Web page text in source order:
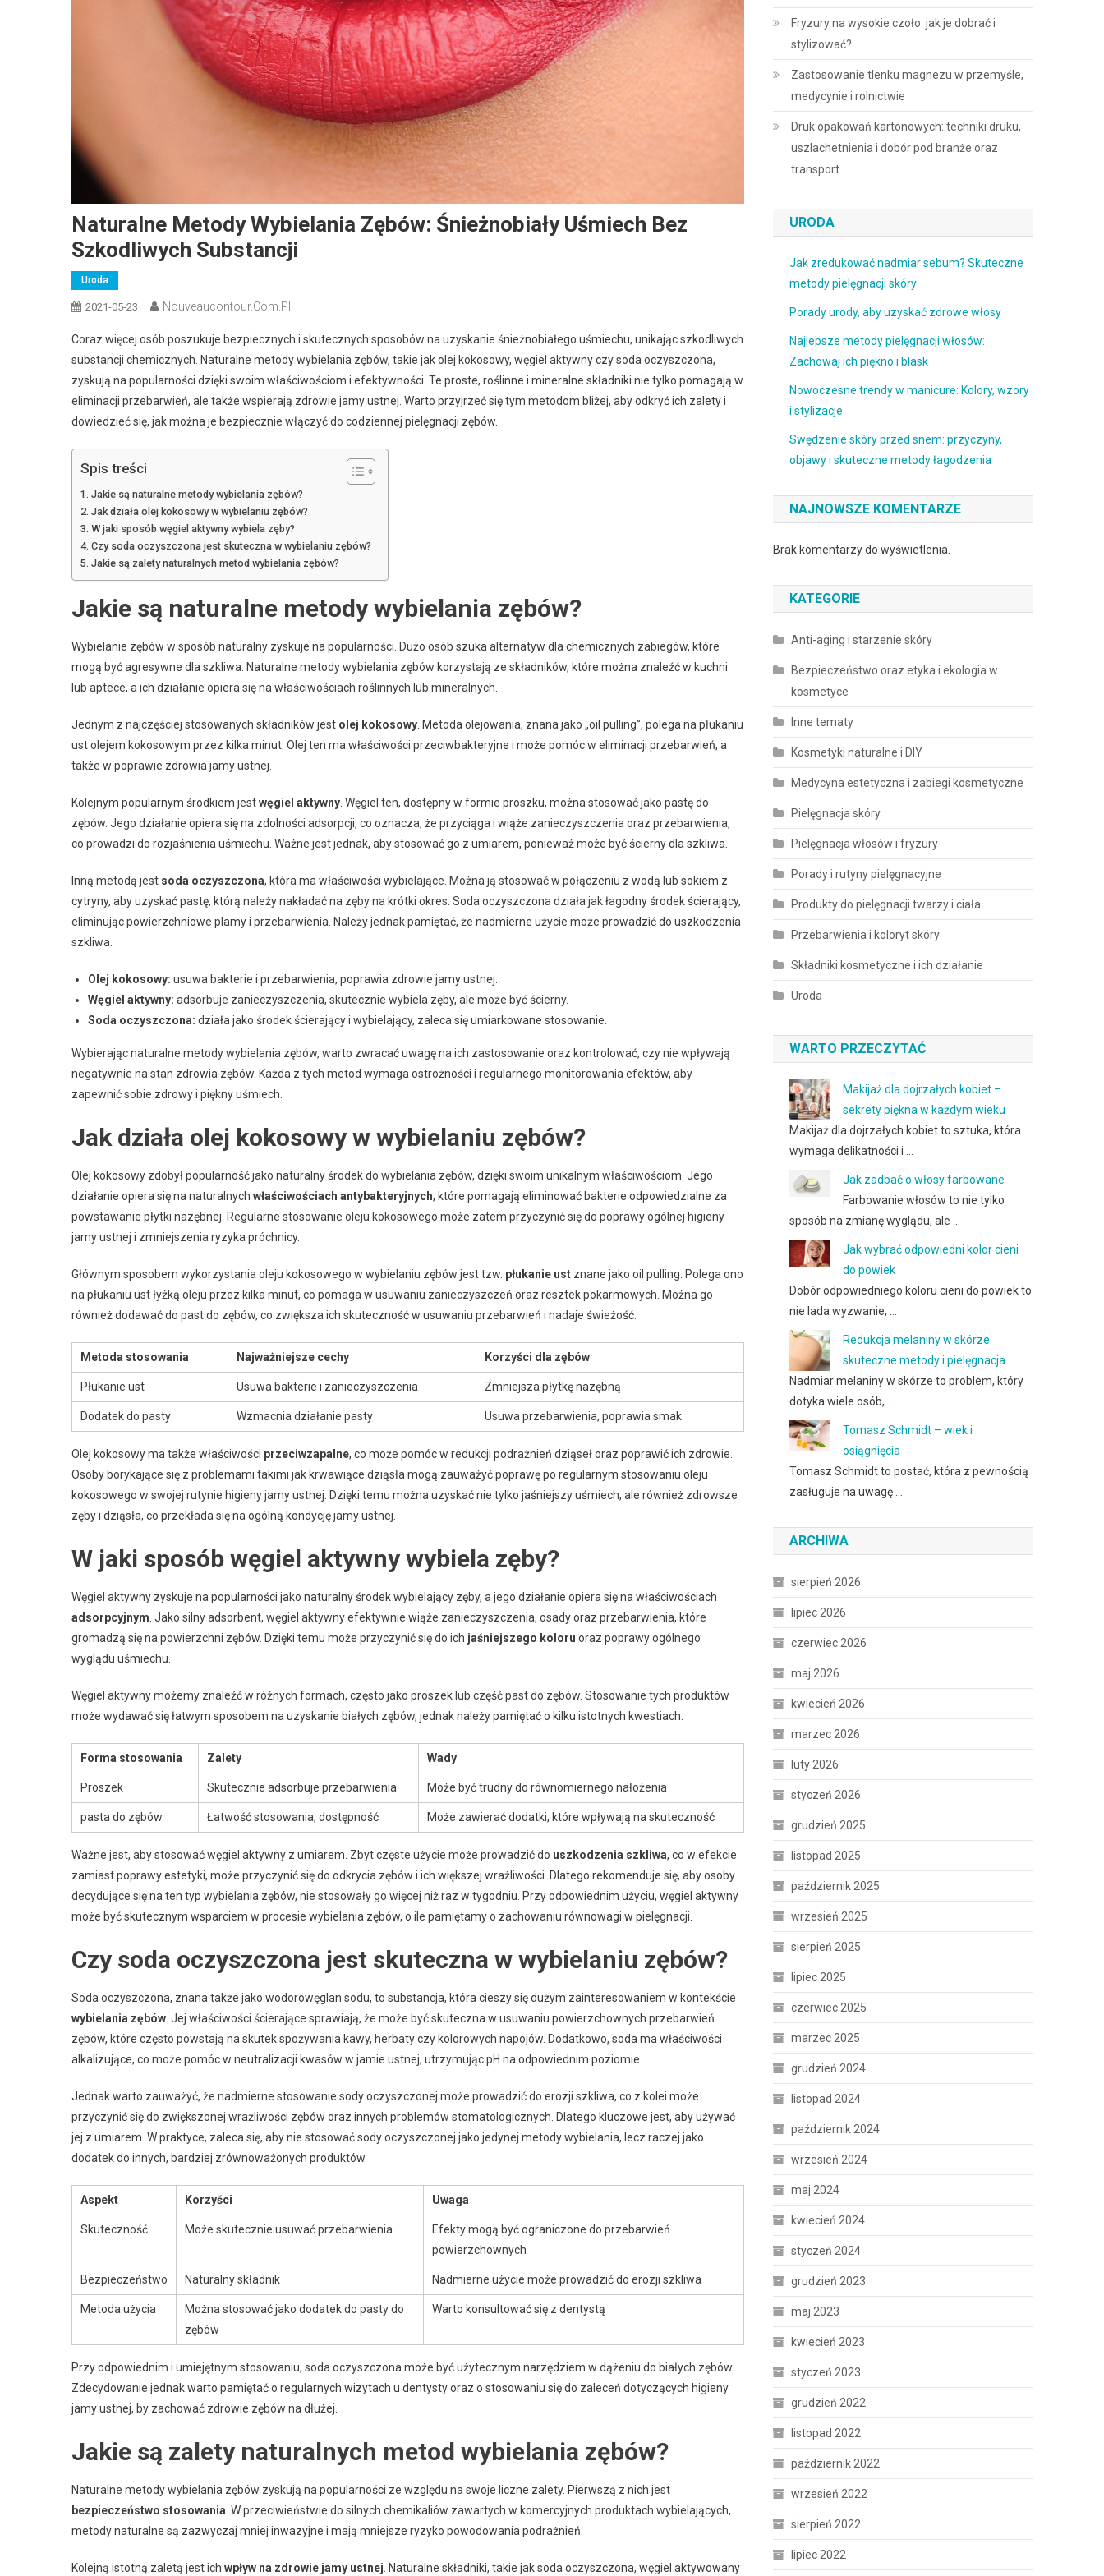
Naturalne Metody Wybielania Zębów: Śnieżnobiały Uśmiech Bez
Szkodliwych Substancji
Uroda
2021-05-23 Nouveaucontour.com.pl
Coraz więcej osób poszukuje bezpiecznych i skutecznych sposobów na uzyskanie śnieżnobiałego uśmiechu, unikając szkodliwych
substancji chemicznych. Naturalne metody wybielania zębów, takie jak olej kokosowy, węgiel aktywny czy soda oczyszczona,
zyskują na popularności dzięki swoim właściwościom i efektywności. Te proste, roślinne i mineralne składniki nie tylko pomagają w
eliminacji przebarwień, ale także wspierają zdrowie jamy ustnej. Warto przyjrzeć się tym metodom bliżej, aby odkryć ich zalety i
dowiedzieć się, jak można je bezpiecznie włączyć do codziennej pielęgnacji zębów.
Spis treści
Jakie są naturalne metody wybielania zębów?
Jak działa olej kokosowy w wybielaniu zębów?
W jaki sposób węgiel aktywny wybiela zęby?
Czy soda oczyszczona jest skuteczna w wybielaniu zębów?
Jakie są zalety naturalnych metod wybielania zębów?
Jakie są naturalne metody wybielania zębów?
Wybielanie zębów w sposób naturalny zyskuje na popularności. Dużo osób szuka alternatyw dla chemicznych zabiegów, które
mogą być agresywne dla szkliwa. Naturalne metody wybielania zębów korzystają ze składników, które można znaleźć w kuchni
lub aptece, a ich działanie opiera się na właściwościach roślinnych lub mineralnych.
Jednym z najczęściej stosowanych składników jest olej kokosowy . Metoda olejowania, znana jako „oil pulling”, polega na płukaniu
ust olejem kokosowym przez kilka minut. Olej ten ma właściwości przeciwbakteryjne i może pomóc w eliminacji przebarwień, a
także w poprawie zdrowia jamy ustnej.
Kolejnym popularnym środkiem jestwęgiel aktywny . Węgiel ten, dostępny w formie proszku, można stosować jako pastę do
zębów. Jego działanie opiera się na zdolności adsorpcji, co oznacza, że przyciąga i wiąże zanieczyszczenia oraz przebarwienia,
co prowadzi do rozjaśnienia uśmiechu. Ważne jest jednak, aby stosować go z umiarem, ponieważ może być ścierny dla szkliwa.
Inną metodą jest soda oczyszczona, która ma właściwości wybielające. Można ją stosować w połączeniu z wodą lub sokiem z
cytryny, aby uzyskać pastę, którą należy nakładać na zęby na krótki okres. Soda oczyszczona działa jak łagodny środek ścierający,
eliminując powierzchniowe plamy i przebarwienia. Należy jednak pamiętać, że nadmierne użycie może prowadzić do uszkodzenia
szkliwa.
Olej kokosowy: usuwa bakterie i przebarwienia, poprawia zdrowie jamy ustnej.
Węgiel aktywny: adsorbuje zanieczyszczenia, skutecznie wybiela zęby, ale może być ścierny.
Soda oczyszczona: działa jako środek ścierający i wybielający, zaleca się umiarkowane stosowanie.
Wybierając naturalne metody wybielania zębów, warto zwracać uwagę na ich zastosowanie oraz kontrolować, czy nie wpływają
negatywnie na stan zdrowia zębów. Każda z tych metod wymaga ostrożności i regularnego monitorowania efektów, aby
zapewnić sobie zdrowy i piękny uśmiech.
Jak działa olej kokosowy w wybielaniu zębów?
Olej kokosowy zdobył popularność jako naturalny środek do wybielania zębów, dzięki swoim unikalnym właściwościom. Jego
działanie opiera się na naturalnych właściwościach antybakteryjnych, które pomagają eliminować bakterie odpowiedzialne za
powstawanie płytki nazębnej. Regularne stosowanie oleju kokosowego może zatem przyczynić się do poprawy ogólnej higieny
jamy ustnej i zmniejszenia ryzyka próchnicy.
Głównym sposobem wykorzystania oleju kokosowego w wybielaniu zębów jest tzw. płukanie ust znane jako oil pulling. Polega ono
na płukaniu ust łyżką oleju przez kilka minut, co pomaga w usuwaniu zanieczyszczeń oraz resztek pokarmowych. Można go
również dodawać do past do zębów, co zwiększa ich skuteczność w usuwaniu przebarwień i nadaje świeżość.
Metoda stosowania Najważniejsze cechy Korzyści dla zębów
Płukanie ust Usuwa bakterie i zanieczyszczenia Zmniejsza płytkę nazębną
Dodatek do pasty Wzmacnia działanie pasty Usuwa przebarwienia, poprawia smak
Olej kokosowy ma także właściwości przeciwzapalne, co może pomóc w redukcji podrażnień dziąseł oraz poprawić ich zdrowie.
Osoby borykające się z problemami takimi jak krwawiące dziąsła mogą zauważyć poprawę po regularnym stosowaniu oleju
kokosowego w swojej rutynie higieny jamy ustnej. Dzięki temu można uzyskać nie tylko jaśniejszy uśmiech, ale również zdrowsze
zęby i dziąsła, co przekłada się na ogólną kondycję jamy ustnej.
W jaki sposób węgiel aktywny wybiela zęby?
Węgiel aktywny zyskuje na popularności jako naturalny środek wybielający zęby, a jego działanie opiera się na właściwościach
adsorpcyjnym . Jako silny adsorbent, węgiel aktywny efektywnie wiąże zanieczyszczenia, osady oraz przebarwienia, które
gromadzą się na powierzchni zębów. Dzięki temu może przyczynić się do ich jaśniejszego koloru oraz poprawy ogólnego
wyglądu uśmiechu.
Węgiel aktywny możemy znaleźć w różnych formach, często jako proszek lub część past do zębów. Stosowanie tych produktów
może wydawać się łatwym sposobem na uzyskanie białych zębów, jednak należy pamiętać o kilku istotnych kwestiach.
Forma stosowania Zalety Wady
Proszek Skutecznie adsorbuje przebarwienia Może być trudny do równomiernego nałożenia
pasta do zębów Łatwość stosowania, dostępność Może zawierać dodatki, które wpływają na skuteczność
Ważne jest, aby stosować węgiel aktywny z umiarem. Zbyt częste użycie może prowadzić do uszkodzenia szkliwa, co w efekcie
zamiast poprawy estetyki, może przyczynić się do odkrycia zębów i ich większej wrażliwości. Dlatego rekomenduje się, aby osoby
decydujące się na ten typ wybielania zębów, nie stosowały go więcej niż raz w tygodniu. Przy odpowiednim użyciu, węgiel aktywny
może być skutecznym wsparciem w procesie wybielania zębów, o ile pamiętamy o zachowaniu równowagi w pielęgnacji.
Czy soda oczyszczona jest skuteczna w wybielaniu zębów?
Soda oczyszczona, znana także jako wodorowęglan sodu, to substancja, która cieszy się dużym zainteresowaniem w kontekście
wybielania zębów . Jej właściwości ścierające sprawiają, że może być skuteczna w usuwaniu powierzchownych przebarwień
zębów, które często powstają na skutek spożywania kawy, herbaty czy kolorowych napojów. Dodatkowo, soda ma właściwości
alkalizujące, co może pomóc w neutralizacji kwasów w jamie ustnej, utrzymując pH na odpowiednim poziomie.
Jednak warto zauważyć, że nadmierne stosowanie sody oczyszczonej może prowadzić do erozji szkliwa, co z kolei może
przyczynić się do zwiększonej wrażliwości zębów oraz innych problemów stomatologicznych. Dlatego kluczowe jest, aby używać
jej z umiarem. W praktyce, zaleca się, aby nie stosować sody oczyszczonej jako jedynej metody wybielania, lecz raczej jako
dodatek do innych, bardziej zrównoważonych produktów.
Aspekt Korzyści Uwaga
Skuteczność Może skutecznie usuwać przebarwienia
Efekty mogą być ograniczone do przebarwień
powierzchownych
Bezpieczeństwo Naturalny składnik Nadmierne użycie może prowadzić do erozji szkliwa
Metoda użycia
Można stosować jako dodatek do pasty do
zębów
Warto konsultować się z dentystą
Przy odpowiednim i umiejętnym stosowaniu, soda oczyszczona może być użytecznym narzędziem w dążeniu do białych zębów.
Zdecydowanie jednak warto pamiętać o regularnych wizytach u dentysty oraz o stosowaniu się do zaleceń dotyczących higieny
jamy ustnej, by zachować zdrowie zębów na dłużej.
Jakie są zalety naturalnych metod wybielania zębów?
Naturalne metody wybielania zębów zyskują na popularności ze względu na swoje liczne zalety. Pierwszą z nich jest
bezpieczeństwo stosowania . W przeciwieństwie do silnych chemikaliów zawartych w komercyjnych produktach wybielających,
metody naturalne są zazwyczaj mniej inwazyjne i mają mniejsze ryzyko powodowania podrażnień.
Kolejną istotną zaletą jest ich wpływ na zdrowie jamy ustnej . Naturalne składniki, takie jak soda oczyszczona, węgiel aktywowany
Fryzury na wysokie czoło: jak je dobrać i
stylizować?
Zastosowanie tlenku magnezu w przemyśle,
medycynie i rolnictwie
Druk opakowań kartonowych: techniki druku,
uszlachetnienia i dobór pod branże oraz
transport
URODA
Jak zredukować nadmiar sebum? Skuteczne
metody pielęgnacji skóry
Porady urody, aby uzyskać zdrowe włosy
Najlepsze metody pielęgnacji włosów:
Zachowaj ich piękno i blask
Nowoczesne trendy w manicure: Kolory, wzory
i stylizacje
Swędzenie skóry przed snem: przyczyny,
objawy i skuteczne metody łagodzenia
NAJNOWSZE KOMENTARZE
Brak komentarzy do wyświetlenia.
KATEGORIE
Anti-aging i starzenie skóry
Bezpieczeństwo oraz etyka i ekologia w
kosmetyce
Inne tematy
Kosmetyki naturalne i DIY
Medycyna estetyczna i zabiegi kosmetyczne
Pielęgnacja skóry
Pielęgnacja włosów i fryzury
Porady i rutyny pielęgnacyjne
Produkty do pielęgnacji twarzy i ciała
Przebarwienia i koloryt skóry
Składniki kosmetyczne i ich działanie
Uroda
WARTO PRZECZYTAĆ
Makijaż dla dojrzałych kobiet –
sekrety piękna w każdym wieku
Makijaż dla dojrzałych kobiet to sztuka, która
wymaga delikatności i …
Jak zadbać o włosy farbowane
Farbowanie włosów to nie tylko
sposób na zmianę wyglądu, ale …
Jak wybrać odpowiedni kolor cieni
do powiek
Dobór odpowiedniego koloru cieni do powiek to
nie lada wyzwanie, …
Redukcja melaniny w skórze:
skuteczne metody i pielęgnacja
Nadmiar melaniny w skórze to problem, który
dotyka wiele osób, …
Tomasz Schmidt – wiek i
osiągnięcia
Tomasz Schmidt to postać, która z pewnością
zasługuje na uwagę …
ARCHIWA
sierpień 2026
lipiec 2026
czerwiec 2026
maj 2026
kwiecień 2026
marzec 2026
luty 2026
styczeń 2026
grudzień 2025
listopad 2025
październik 2025
wrzesień 2025
sierpień 2025
lipiec 2025
czerwiec 2025
marzec 2025
grudzień 2024
listopad 2024
październik 2024
wrzesień 2024
maj 2024
kwiecień 2024
styczeń 2024
grudzień 2023
maj 2023
kwiecień 2023
styczeń 2023
grudzień 2022
listopad 2022
październik 2022
wrzesień 2022
sierpień 2022
lipiec 2022